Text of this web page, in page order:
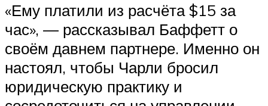
«Ему платили из расчёта $15 за
час», ― рассказывал Баффетт о
своём давнем партнере. Именно он
настоял, чтобы Чарли бросил
юридическую практику и